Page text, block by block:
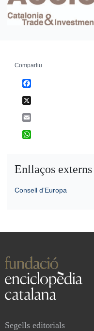
Compartiu
Enllaços externs
Consell d’Europa
Segells editorials